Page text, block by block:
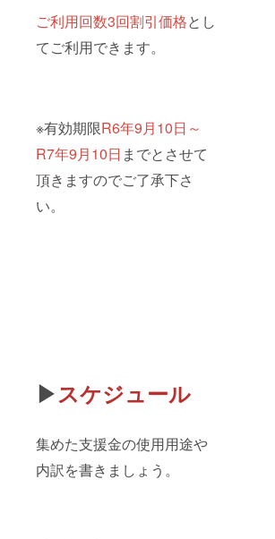
ご利用回数3回割引価格とし
てご利用できます。
※有効期限R6年9月10日～
R7年9月10日 までとさせて
頂きますのでご了承下さ
い。
▶スケジュール
集めた支援金の使用用途や
内訳を書きましょう。